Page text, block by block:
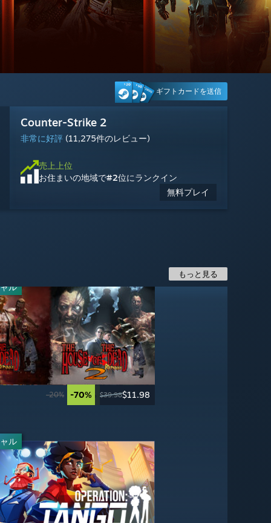
ギフトカードを送信
Counter-Strike 2
非常に好評 (11,275件のレビュー)
売上上位
お住まいの地域で#2位にランクイン
無料プレイ
Warframe
非常に好評 (1,953件のレビュー)
売上上位
お住まいの地域で#15位にランクイン
無料プレイ
Palworld / パルワールド
非常に好評 (4,283件のレビュー)
売上上位
お住まいの地域で#13位にランクイン
$29.99
エーペックスレジェンズ
賛否両論(12,961件のレビュー)
売上上位
お住まいの地域で#5位にランクイン
無料プレイ
Big Walk
非常に好評 (6,032件のレビュー)
売上上位
お住まいの地域で#1位にランクイン
$19.99$14.99
Tom Clancy's Ghost Recon® Wildlands
賛否両論(513件のレビュー)
売上上位
お住まいの地域で#11位にランクイン
$49.99$2.49
Wuthering Waves
非常に好評 (624件のレビュー)
売上上位
お住まいの地域で#20位にランクイン
無料プレイ
MARVEL Tōkon: Fighting Souls
賛否両論(2,221件のレビュー)
売上上位
お住まいの地域で#6位にランクイン
$59.99
Escape from Tarkov
賛否両論(768件のレビュー)
売上上位
お住まいの地域で#25位にランクイン
$49.99
Halo: Campaign Evolved
賛否両論(10,755件のレビュー)
売上上位
お住まいの地域で#23位にランクイン
$49.99
Battlefield™ 6
賛否両論(2,021件のレビュー)
売上上位
お住まいの地域で#21位にランクイン
$69.99
レインボーシックス シージ
やや好評(5,587件のレビュー)
売上上位
お住まいの地域で#30位にランクイン
無料プレイ
もっと見る
ル
-20% -70% $39.98$11.98
ル
ル
-70% $14.99$4.49
ル
-50% $49.99$24.99
-50% $7.99 $3.99
-50% $39.99$19.99
-20% $69.99 $55.99